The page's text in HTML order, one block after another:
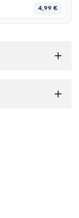
4,99 €